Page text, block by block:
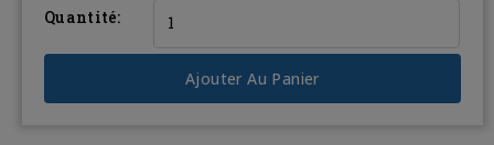
Quantité:
Ajouter Au Panier